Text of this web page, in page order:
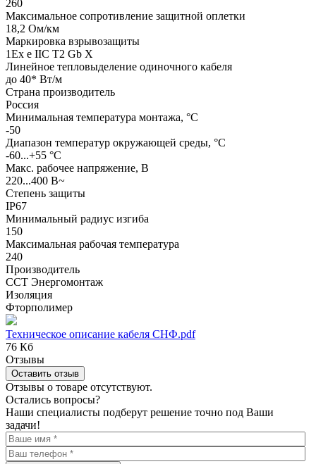
260
Максимальное сопротивление защитной оплетки
18,2 Ом/км
Маркировка взрывозащиты
1Ех е IIС Т2 Gb X
Линейное тепловыделение одиночного кабеля
до 40* Вт/м
Страна производитель
Россия
Минимальная температура монтажа, °С
-50
Диапазон температур окружающей среды, °С
-60...+55 °С
Макс. рабочее напряжение, В
220...400 В~
Степень защиты
IP67
Минимальный радиус изгиба
150
Максимальная рабочая температура
240
Производитель
ССТ Энергомонтаж
Изоляция
Фторполимер
Техническое описание кабеля СНФ.pdf
76 Кб
Отзывы
Оставить отзыв
Отзывы о товаре отсутствуют.
Остались вопросы?
Наши специалисты подберут решение точно под Ваши
задачи!